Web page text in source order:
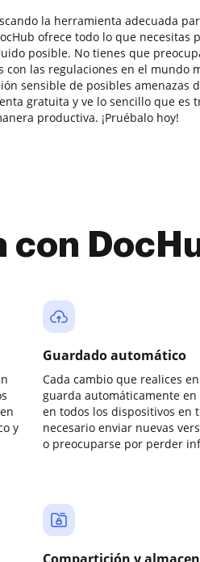
la herramienta adecuada
ofrece todo lo que necesitas
posible. No tienes que
con las regulaciones en el mundo
sensible de posibles amenazas
gratuita y ve lo sencillo que es
productiva. ¡Pruébalo hoy!
con
y
Guardado automático
Cada cambio que realices
guarda automáticamente
en todos los dispositivos en
necesario enviar nuevas
o preocuparse por perder